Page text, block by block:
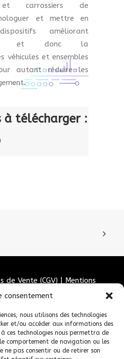
consentement
nous utilisons des technologies
et/ou accéder aux informations des
ces technologies nous permettra de
comportement de navigation ou les
ne pas consentir ou de retirer son
et carrossiers de
et mettre en
améliorant
et donc la
véhicules et ensembles
autant réduire les
à télécharger :
de Vente (CGV)
Mentions
confidentialité